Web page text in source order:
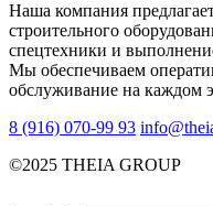
Наша компания
строительного
спецтехники и
Мы обеспечиваем
обслуживание на каждом
8 (916) 070-99 93
©2025 THEIA GROUP